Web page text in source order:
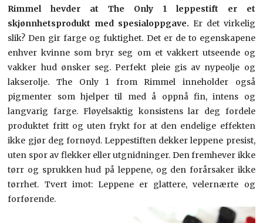
Rimmel hevder at The Only 1 leppestift er et
skjønnhetsprodukt med spesialoppgave. Er det virkelig
slik? Den gir farge og fuktighet. Det er de to egenskapene
enhver kvinne som bryr seg om et vakkert utseende og
vakker hud ønsker seg. Perfekt pleie gis av nypeolje og
lakserolje. The Only 1 from Rimmel inneholder også
pigmenter som hjelper til med å oppnå fin, intens og
langvarig farge. Fløyelsaktig konsistens lar deg fordele
produktet fritt og uten frykt for at den endelige effekten
ikke gjør deg fornøyd. Leppestiften dekker leppene presist,
uten spor av flekker eller utgnidninger. Den fremhever ikke
tørr og sprukken hud på leppene, og den forårsaker ikke
tørrhet. Tvert imot: Leppene er glattere, velernærte og
forførende.